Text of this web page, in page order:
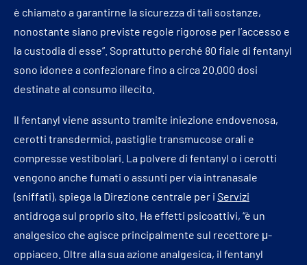
è chiamato a garantirne la sicurezza di tali sostanze,
nonostante siano previste regole rigorose per l’accesso e
la custodia di esse”. Soprattutto perché 80 fiale di fentanyl
sono idonee a confezionare fino a circa 20.000 dosi
destinate al consumo illecito.
Il fentanyl viene assunto tramite iniezione endovenosa,
cerotti transdermici, pastiglie transmucose orali e
compresse vestibolari. La polvere di fentanyl o i cerotti
vengono anche fumati o assunti per via intranasale
(sniffati), spiega la Direzione centrale per i Servizi
antidroga sul proprio sito. Ha effetti psicoattivi, “è un
analgesico che agisce principalmente sul recettore μ-
oppiaceo. Oltre alla sua azione analgesica, il fentanyl